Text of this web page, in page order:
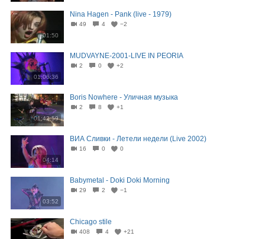
01:50
Nina Hagen - Pank (live - 1979)
49 4 −2
01:06:36
MUDVAYNE-2001-LIVE IN PEORIA
2 0 +2
01:42:59
Boris Nowhere - Уличная музыка
2 8 +1
04:14
ВИА Сливки - Летели недели (Live 2002)
16 0 0
03:52
Babymetal - Doki Doki Morning
29 2 −1
Chicago stile
408 4 +21